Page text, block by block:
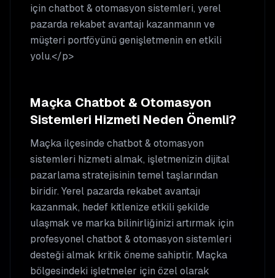
için chatbot & otomasyon sistemleri, yerel
pazarda rekabet avantajı kazanmanın ve
müşteri portföyünü genişletmenin en etkili
yolu.</p>
Maçka Chatbot & Otomasyon
Sistemleri Hizmeti Neden Önemli?
Maçka ilçesindechatbot & otomasyon
sistemleri hizmeti almak, işletmenizin dijital
pazarlama stratejisinin temel taşlarından
biridir. Yerel pazarda rekabet avantajı
kazanmak, hedef kitlenize etkili şekilde
ulaşmak ve marka bilinirliğinizi artırmak için
profesyonelchatbot & otomasyon sistemleri
desteği almak kritik öneme sahiptir. Maçka
bölgesindeki işletmeler için özel olarak